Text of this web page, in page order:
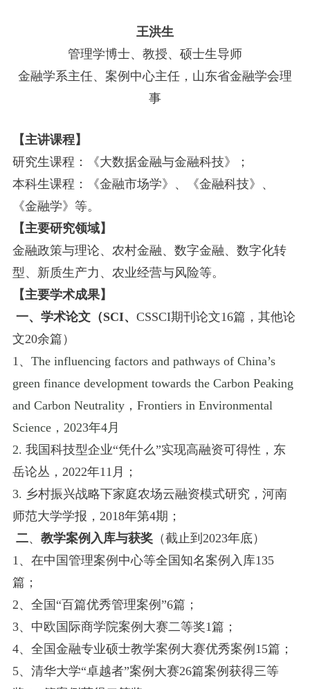
王洪生
管理学博士、教授、硕士生导师
金融学系主任、案例中心主任，山东省金融学会理
事
【主讲课程】
研究生课程：《大数据金融与金融科技》；
本科生课程：《金融市场学》、《金融科技》 、
《金融学》 等。
【主要研究领域】
金融政策与理论、 农村金融、 数字金融、数字化转
型、新质生产力、农业经营与风险等。
【主要学术成果】
一、学术论文（SCI、 CSSCI期刊论文16篇 ， 其他论
文20余篇 ）
1、 The influencing factors and pathways of China’s
green finance development towards the Carbon Peaking
and Carbon Neutrality， Frontiers in Environmental
Science， 2023年4月
2. 我国科技型企业“凭什么”实现高融资可得性 ， 东
岳论丛， 2022年11月；
3. 乡村振兴战略下家庭农场云融资模式研究，河南
师范大学学报， 2018年第4期；
二、 教学案例 入库与获奖（截止到 2023年底）
1、 在中国管理案例中心等全国知名案例入库135
篇；
2、 全国 “百篇优秀管理案例 ”6篇；
3、 中欧国际商学院案例大赛二等奖1篇；
4、 全国金融专业硕士教学案例大赛优秀案例 15篇 ；
5、 清华大学“卓越者”案例大赛26篇案例获得三等